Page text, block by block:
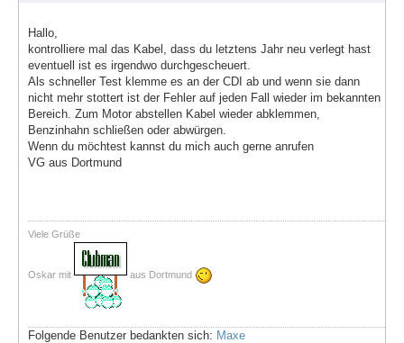
Hallo,
kontrolliere mal das Kabel, dass du letztens Jahr neu verlegt hast
eventuell ist es irgendwo durchgescheuert.
Als schneller Test klemme es an der CDI ab und wenn sie dann
nicht mehr stottert ist der Fehler auf jeden Fall wieder im bekannten
Bereich. Zum Motor abstellen Kabel wieder abklemmen,
Benzinhahn schließen oder abwürgen.
Wenn du möchtest kannst du mich auch gerne anrufen
VG aus Dortmund
Viele Grüße
Oskar mit aus Dortmund
Folgende Benutzer bedankten sich: Maxe